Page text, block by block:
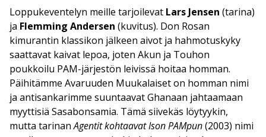
Loppukeventelyn meille tarjoilevat Lars Jensen (tarina)
ja Flemming Andersen (kuvitus). Don Rosan
kimurantin klassikon jälkeen aivot ja hahmotuskyky
saattavat kaivat lepoa, joten Akun ja Touhon
poukkoilu PAM-järjestön leivissä hoitaa homman.
Päihitämme Avaruuden Muukalaiset on homman nimi
ja antisankarimme suuntaavat Ghanaan jahtaamaan
myyttisiä Sasabonsamia. Tämä siivekäs löytyykin,
mutta tarinanAgentit kohtaavat Ison PAMpun(2003) nimi